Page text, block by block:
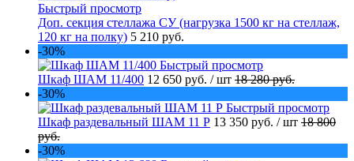
Быстрый просмотр
Доп. секция стеллажа СУ (нагрузка 1500 кг на стеллаж,
120 кг на полку) 5 210 руб.
-30%
Быстрый просмотр
Шкаф ШАМ 11/400 12 650 руб. / шт 18 280 руб.
-30%
Быстрый просмотр
Шкаф раздевальный ШАМ 11 Р 13 350 руб. / шт 18 800
руб.
-30%